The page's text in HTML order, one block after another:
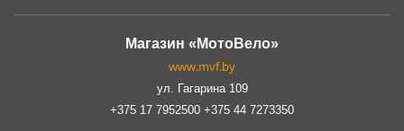
Магазин «МотоВело»
www.mvf.by
ул. Гагарина 109
+375 17 7952500 +375 44 7273350